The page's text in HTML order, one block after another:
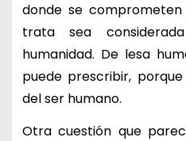
donde se
trata sea
humanidad. De lesa
puede prescribir,
del ser humano.
Otra cuestión que